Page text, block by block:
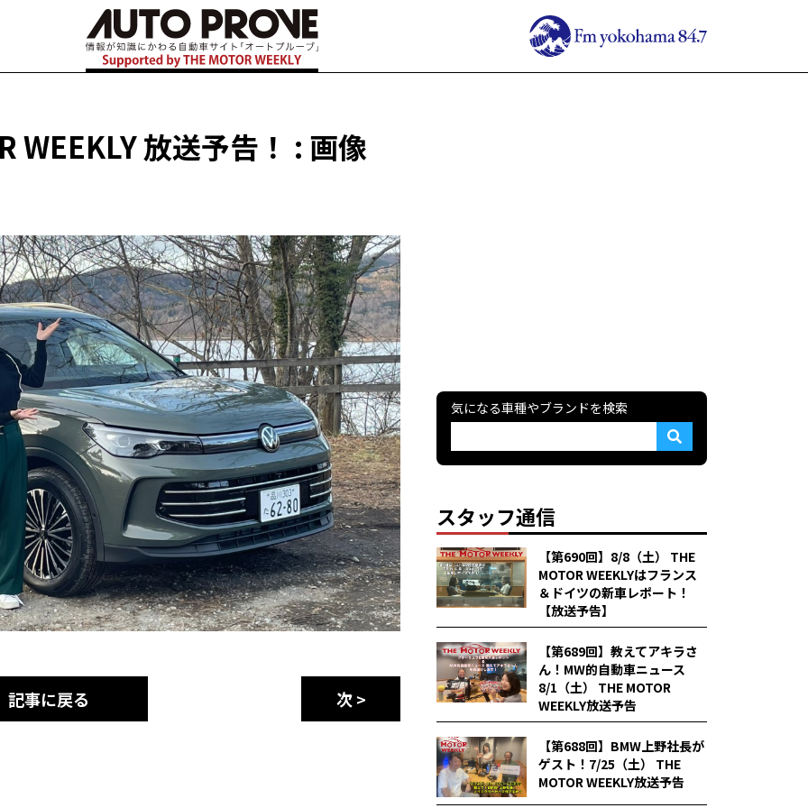
WEEKLY 放送予告！ : 画像
記事に戻る 次 >
気になる車種やブランドを検索
スタッフ通信
【第690回】8/8（土） THE
MOTOR WEEKLYはフランス
＆ドイツの新車レポート！
【放送予告】
【第689回】教えてアキラさ
ん！MW的自動車ニュース
8/1（土） THE MOTOR
WEEKLY放送予告
【第688回】BMW上野社長が
ゲスト！7/25（土） THE
MOTOR WEEKLY放送予告